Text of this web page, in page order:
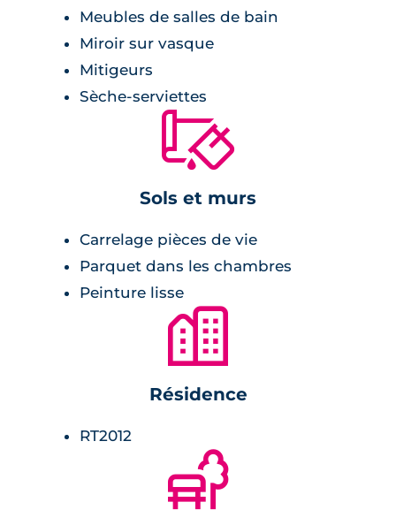
très jolie vue sur les espaces naturels des
environs et le jardin commun partagé.
Équipement de la résidence :
résidence entièrement sécurisée,
parking en sous-sol,
RT2012,
espaces verts engazonnés,
jardin commun partagé.
Meubles de salles de bain
Miroir sur vasque
Mitigeurs
Sèche-serviettes
🔨
Sols et murs
Carrelage pièces de vie
Parquet dans les chambres
Peinture lisse
🏙
Résidence
RT2012
🌲